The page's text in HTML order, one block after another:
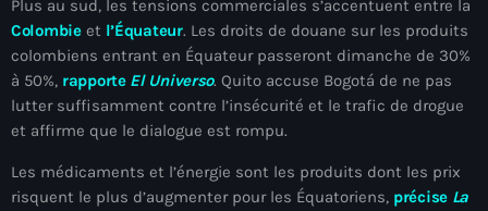
#NouPaKaTannAnkò
#Woyyycolumn
1804 Renaissance
2024 election
Plus au sud, les tensions commerciales s’accentuent entre la
Colombieet l’Équateur. Les droits de douane sur les produits
colombiens entrant en Équateur passeront dimanche de 30%
à 50%, rapporte El Universo. Quito accuse Bogotá de ne pas
lutter suffisamment contre l’insécurité et le trafic de drogue
et affirme que le dialogue est rompu.
Les médicaments et l’énergie sont les produits dont les prix
risquent le plus d’augmenter pour les Équatoriens, précise La